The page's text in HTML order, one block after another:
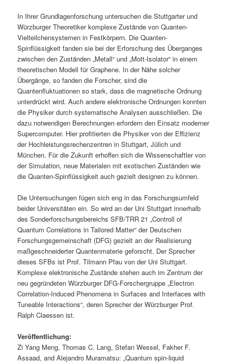
In Ihrer Grundlagenforschung untersuchen die Stuttgarter und
Würzburger Theoretiker komplexe Zustände von Quanten-
Vielteilchensystemen in Festkörpern. Die Quanten-
Spinflüssigkeit fanden sie bei der Erforschung des Überganges
zwischen den Zuständen „Metall“ und „Mott-Isolator“ in einem
theoretischen Modell für Graphene. In der Nähe solcher
Übergänge, so fanden die Forscher, sind die
Quantenfluktuationen so stark, dass die magnetische Ordnung
unterdrückt wird. Auch andere elektronische Ordnungen konnten
die Physiker durch systematische Analysen ausschließen. Die
dazu notwendigen Berechnungen erfordern den Einsatz moderner
Supercomputer. Hier profitierten die Physiker von der Effizienz
der Hochleistungsrechenzentren in Stuttgart, Jülich und
München. Für die Zukunft erhoffen sich die Wissenschaftler von
der Simulation, neue Materialen mit exotischen Zuständen wie
die Quanten-Spinflüssigkeit auch gezielt designen zu können.
Die Untersuchungen fügen sich eng in das Forschungsumfeld
beider Universitäten ein. So wird an der Uni Stuttgart innerhalb
des Sonderforschungsbereichs SFB/TRR 21 „Controll of
Quantum Correlations in Tailored Matter“ der Deutschen
Forschungsgemeinschaft (DFG) gezielt an der Realisierung
maßgeschneiderter Quantenmaterie geforscht. Der Sprecher
dieses SFBs ist Prof. Tilmann Pfau von der Uni Stuttgart.
Komplexe elektronische Zustände stehen auch im Zentrum der
neu gegründeten Würzburger DFG-Forschergruppe „Electron
Correlation-Induced Phenomena in Surfaces and Interfaces with
Tuneable Interactions“, deren Sprecher der Würzburger Prof.
Ralph Claessen ist.
Veröffentlichung:
Zi Yang Meng, Thomas C. Lang, Stefan Wessel, Fakher F.
Assaad, and Alejandro Muramatsu: „Quantum spin-liquid